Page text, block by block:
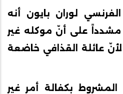
لوران بايون أنه
على أنّ موكله غير
عائلة القذافي خاضعة
المشروط بكفالة أمر غير